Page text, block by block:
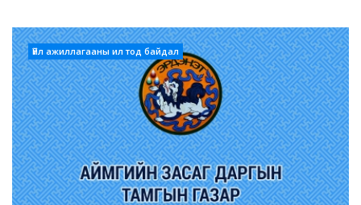
Үйл ажиллагааны ил тод байдал